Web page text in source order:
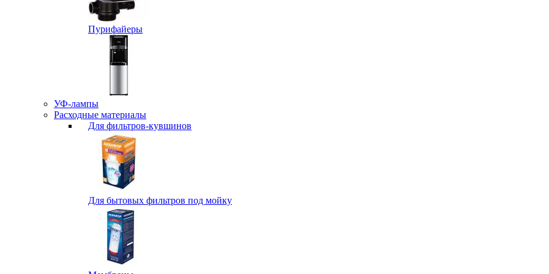
Пурифайеры
УФ-лампы
Расходные материалы
Для фильтров-кувшинов
Для бытовых фильтров под мойку